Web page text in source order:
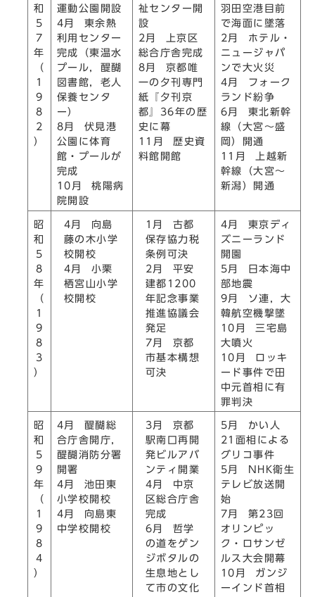
和
5
7
年
（
1
9
8
2
）
運動公園開設
4月 東余熱
利用センター
完成（東温水
プール，醍醐
図書館，老人
保養センタ
ー）
8月 伏見港
公園に体育
館・プールが
完成
10月 桃陽病
院開設
祉センター開
設
2月 上京区
総合庁舎完成
8月 京都唯
一の夕刊専門
紙『夕刊京
都』36年の歴
史に幕
11月 歴史資
料館開館
羽田空港目前
で海面に墜落
2月 ホテル・
ニュージャパ
ンで大火災
4月 フォーク
ランド紛争
6月 東北新幹
線（大宮～盛
岡）開通
11月 上越新
幹線（大宮～
新潟）開通
昭
和
5
8
年
（
1
9
8
3
）
4月 向島
藤の木小学
校開校
4月 小栗
栖宮山小学
校開校
1月 古都
保存協力税
条例可決
2月 平安
建都1200
年記念事業
推進協議会
発足
7月 京都
市基本構想
可決
4月 東京ディ
ズニーランド
開園
5月 日本海中
部地震
9月 ソ連，大
韓航空機撃墜
10月 三宅島
大噴火
10月 ロッキ
ード事件で田
中元首相に有
罪判決
昭
和
5
9
年
（
1
9
8
4
）
4月 醍醐総
合庁舎開庁，
醍醐消防分署
開署
4月 池田東
小学校開校
4月 向島東
中学校開校
3月 京都
駅南口再開
発ビルアバ
ンティ開業
4月 中京
区総合庁舎
完成
6月 哲学
の道をゲン
ジボタルの
生息地とし
て市の文化
5月 かい人
21面相による
グリコ事件
5月 NHK衛生
テレビ放送開
始
7月 第23回
オリンピッ
ク・ロサンゼ
ルス大会開幕
10月 ガンジ
ーインド首相